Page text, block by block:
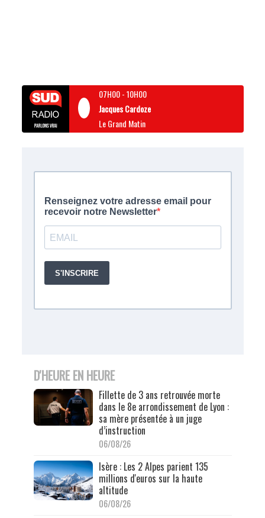
07H00-10H00
Jacques Cardoze
Le Grand Matin
D'HEURE EN HEURE
Fillette de 3 ans retrouvée morte
dans le 8e arrondissement de Lyon :
sa mère présentée à un juge
d’instruction
06/08/26
Isère : Les 2 Alpes parient 135
millions d'euros sur la haute
altitude
06/08/26